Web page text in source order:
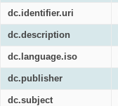
dc.identifier.uri
dc.description
dc.language.iso
dc.publisher
dc.subject